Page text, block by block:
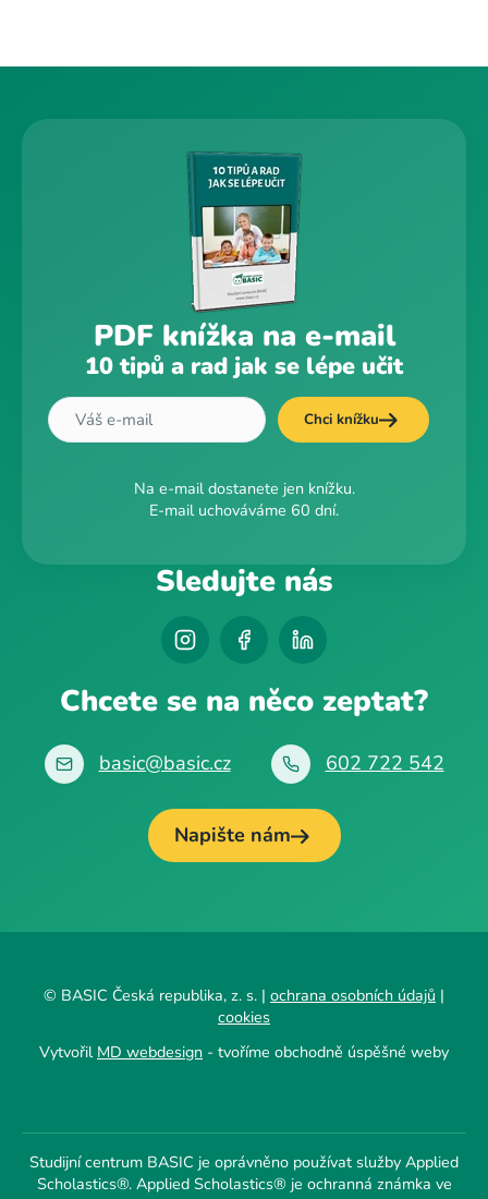
PDF knížka na e-mail
10 tipů a rad jak se lépe učit
Chci knížku
Na e-mail dostanete jen knížku.
E-mail uchováváme 60 dní.
Sledujte nás
Chcete se na něco zeptat?
basic@basic.cz 602 722 542
Napište nám
© BASIC Česká republika, z. s. | ochrana osobních údajů |
cookies
Vytvořil MD webdesign - tvoříme obchodně úspěšné weby
Studijní centrum BASIC je oprávněno používat služby Applied
Scholastics®. Applied Scholastics® je ochranná známka ve